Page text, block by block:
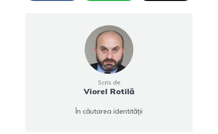
Scris de
Viorel Rotilă
În căutarea identității